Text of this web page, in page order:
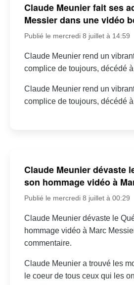
Claude Meunier fait ses
Messier dans une vidéo
Publié le mercredi 8 juillet à 14:59
Claude Meunier rend un
complice de toujours, décédé
Claude Meunier rend un
complice de toujours, décédé
Claude Meunier dévaste
son hommage vidéo à
Publié le mercredi 8 juillet à 00:29
Claude Meunier dévaste le
hommage vidéo à Marc
commentaire.
Claude Meunier a trouvé les
le coeur de tous ceux qui les